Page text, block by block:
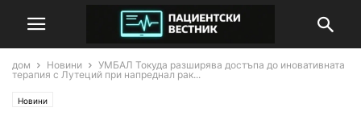
дом Новини
УМБАЛ Токуда разширява достъпа до иновативната
терапия с Лутеций при напреднал рак...
Новини